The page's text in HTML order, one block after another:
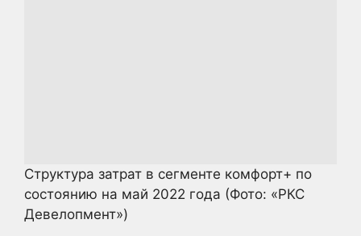
Структура затрат в сегменте комфорт+ по
состоянию на май 2022 года (Фото: «РКС
Девелопмент»)